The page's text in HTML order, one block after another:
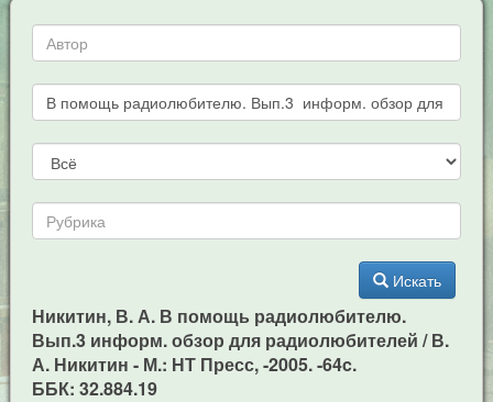
Искать
Никитин, В. А. В помощь радиолюбителю.
Вып.3 информ. обзор для радиолюбителей / В.
А. Никитин - М.: НТ Пресс, -2005. -64c.
ББК: 32.884.19